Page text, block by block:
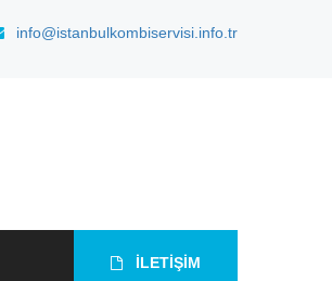
info@istanbulkombiservisi.info.tr
İLETİŞİM